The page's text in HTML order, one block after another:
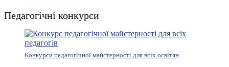
Педагогічні конкурси
Конкурси педагогічної майстерності для всіх освітян